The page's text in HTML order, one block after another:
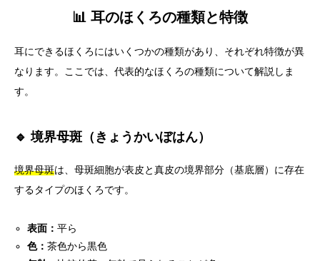
📊 耳のほくろの種類と特徴
耳にできるほくろにはいくつかの種類があり、それぞれ特徴が異
なります。ここでは、代表的なほくろの種類について解説しま
す。
🔹 境界母斑（きょうかいぼはん）
境界母斑は、母斑細胞が表皮と真皮の境界部分（基底層）に存在
するタイプのほくろです。
表面：平ら
色：茶色から黒色